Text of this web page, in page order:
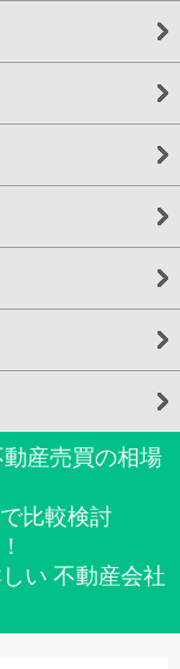
産売買の相場
で比較検討
い 不動産会社